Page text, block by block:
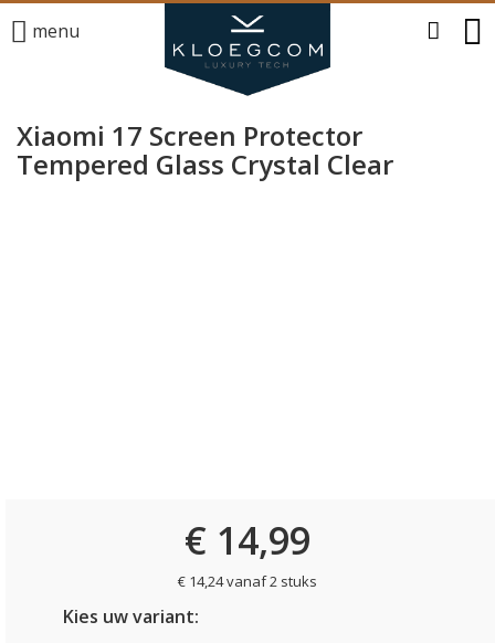
menu
Xiaomi 17 Screen Protector
Tempered Glass Crystal Clear
€ 14,99
€ 14,24 vanaf 2 stuks
Kies uw variant: